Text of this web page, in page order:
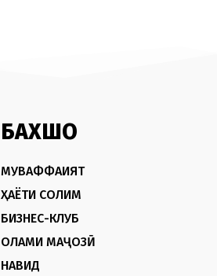
БАХШҲО
МУВАФФАҚИЯТ
ҲАЁТИ СОЛИМ
БИЗНЕС-КЛУБ
ОЛАМИ МАҶОЗӢ
НАВИД